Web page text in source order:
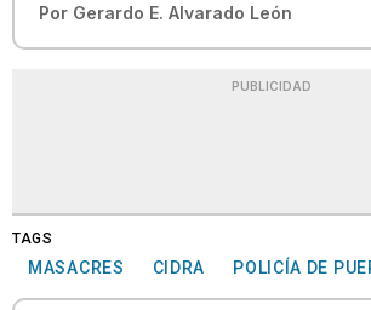
Por Gerardo E. Alvarado León
PUBLICIDAD
TAGS
MASACRES CIDRA POLICÍA DE